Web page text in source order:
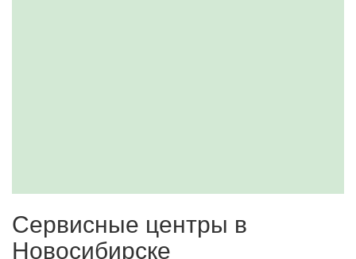
Сервисные центры в
Новосибирске